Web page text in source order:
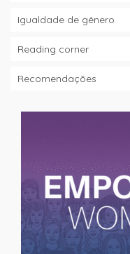
Igualdade de gênero
Reading corner
Recomendações